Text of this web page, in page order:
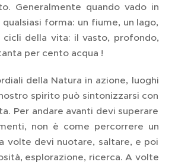
Generalmente quando vado in
forma: un fiume, un lago,
della vita: il vasto, profondo,
per cento acqua !
della Natura in azione, luoghi
spirito può sintonizzarsi con
Per andare avanti devi superare
non è come percorrere un
volte devi nuotare, saltare, e poi
esplorazione, ricerca. A volte